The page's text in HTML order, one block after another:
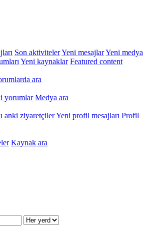
Son aktivitelerYeni mesajlarYeni medya
Yeni kaynaklar Featured content
ara
yorumlar Medya ara
anki ziyaretçilerYeni profil mesajları Profil
Kaynak ara